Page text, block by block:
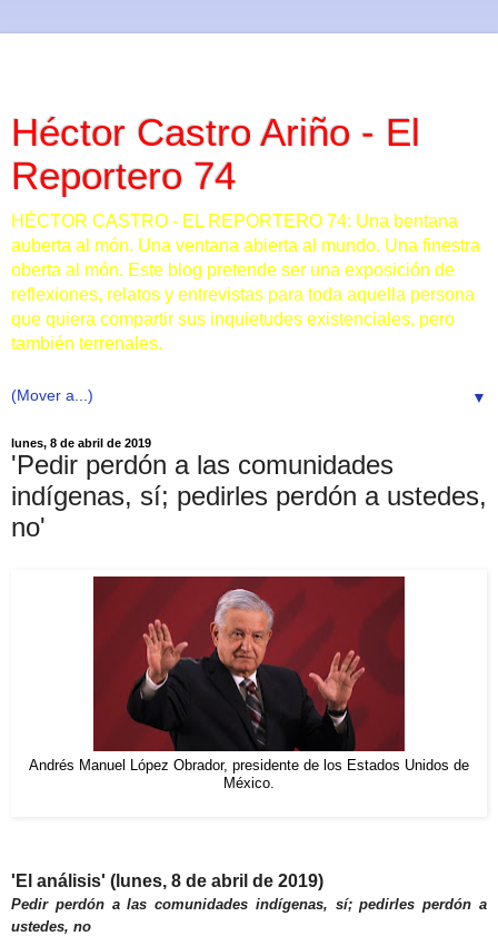
Héctor Castro Ariño - El
Reportero 74
HÉCTOR CASTRO - EL REPORTERO 74: Una bentana
auberta al món. Una ventana abierta al mundo. Una finestra
oberta al món. Este blog pretende ser una exposición de
reflexiones, relatos y entrevistas para toda aquella persona
que quiera compartir sus inquietudes existenciales, pero
también terrenales.
▼
lunes, 8 de abril de 2019
'Pedir perdón a las comunidades
indígenas, sí; pedirles perdón a ustedes,
no'
Andrés Manuel López Obrador, presidente de los Estados Unidos de
México.
'El análisis' (lunes, 8 de abril de 2019)
Pedir perdón a las comunidades indígenas, sí; pedirles perdón a
ustedes, no